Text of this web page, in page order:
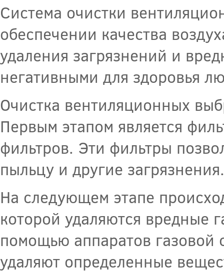
Система очистки
обеспечении качества
удаления загрязнений и
негативными для здоровья
Очистка вентиляционных
Первым этапом является
фильтров. Эти фильтры
пыльцу и другие загрязнения.
На следующем этапе
которой удаляются вредные
помощью аппаратов газовой
удаляют определенные